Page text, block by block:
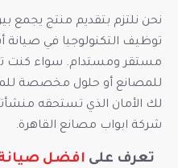
نحن نلتزم بتقديم منتج يجمع
توظيف التكنولوجيا في صيانة
مستقر ومستدام. سواء كنت
للمصانع أو حلول مخصصة
لك الأمان الذي تستحقه
شركة ابواب مصانع القاهرة.
تعرف على افضل صيانة